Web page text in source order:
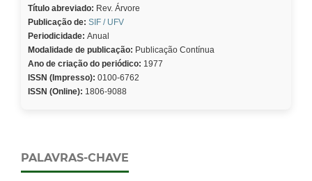
Título abreviado: Rev. Árvore
Publicação de: SIF / UFV
Periodicidade: Anual
Modalidade de publicação: Publicação Contínua
Ano de criação do periódico: 1977
ISSN (Impresso): 0100-6762
ISSN (Online): 1806-9088
PALAVRAS-CHAVE